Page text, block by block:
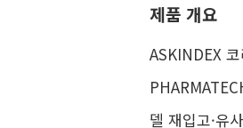
제품 개요
ASKINDEX
델 재입고·유